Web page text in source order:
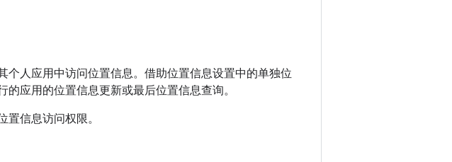
人应用中访问位置信息。借助位置信息设置中的单独位
应用的位置信息更新或最后位置信息查询。
信息访问权限。